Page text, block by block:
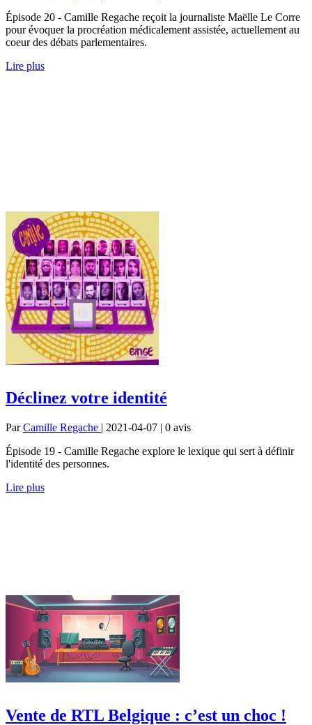
Épisode 20 - Camille Regache reçoit la journaliste Maëlle Le Corre
pour évoquer la procréation médicalement assistée, actuellement au
coeur des débats parlementaires.
Lire plus
Déclinez votre identité
ParCamille Regache | 2021-04-07 | 0 avis
Épisode 19 - Camille Regache explore le lexique qui sert à définir
l'identité des personnes.
Lire plus
Vente de RTL Belgique : c’est un choc !